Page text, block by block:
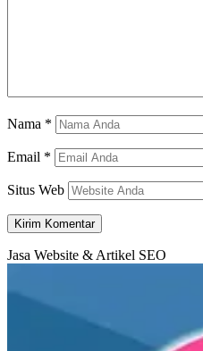
Nama *
Email *
Situs Web
Jasa Website & Artikel SEO